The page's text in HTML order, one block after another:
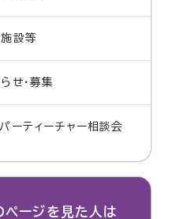
設等
せ・募集
ーティーチャー相談会
ページを見た人は